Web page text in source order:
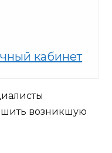
кабинет
возникшую